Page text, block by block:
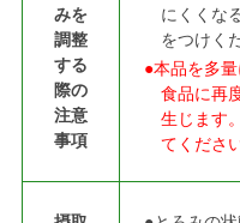
みを
調整
する
際の
注意
事項
にくくな
をつけく
●本品を多
食品に再
生じます
てください